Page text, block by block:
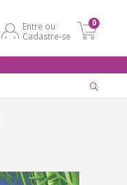
Entre ou
Cadastre-se
0